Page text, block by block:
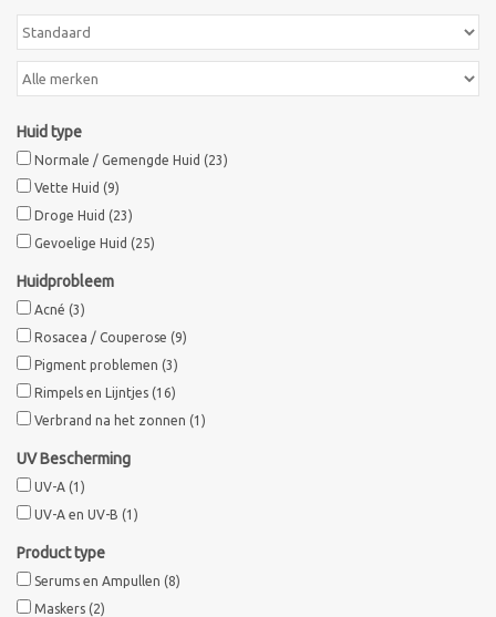
Pascaud
PCA SKINCARE
Ekseption Skincare
Blog
Merken
Huid type
Normale / Gemengde Huid (23)
Vette Huid (9)
Droge Huid (23)
Gevoelige Huid (25)
Huidprobleem
Acné (3)
Rosacea / Couperose (9)
Pigment problemen (3)
Rimpels en Lijntjes (16)
Verbrand na het zonnen (1)
UV Bescherming
UV-A (1)
UV-A en UV-B (1)
Product type
Serums en Ampullen (8)
Maskers (2)